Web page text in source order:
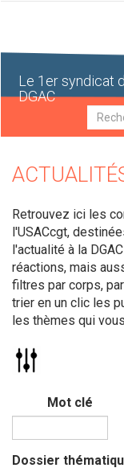
Le 1er syndicat
DGAC
Retrouvez ici les
l'USACcgt,
l'actualité à la
réactions, mais
filtres par corps,
trier en un clic les
les thèmes qui
Mot clé
Dossier